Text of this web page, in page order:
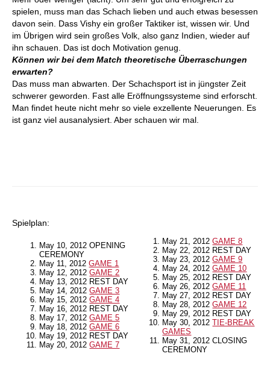
spielen, muss man das Schach lieben und auch etwas besessen
davon sein. Dass Vishy ein großer Taktiker ist, wissen wir. Und
im Übrigen wird sein großes Volk, also ganz Indien, wieder auf
ihn schauen. Das ist doch Motivation genug.
Können wir bei dem Match theoretische Überraschungen
erwarten?
Das muss man abwarten. Der Schachsport ist in jüngster Zeit
schwerer geworden. Fast alle Eröffnungssysteme sind erforscht.
Man findet heute nicht mehr so viele exzellente Neuerungen. Es
ist ganz viel ausanalysiert. Aber schauen wir mal.
Spielplan:
May 10, 2012 OPENING
CEREMONY
May 11, 2012GAME 1
May 12, 2012GAME 2
May 13, 2012 REST DAY
May 14, 2012GAME 3
May 15, 2012GAME 4
May 16, 2012 REST DAY
May 17, 2012GAME 5
May 18, 2012GAME 6
May 19, 2012 REST DAY
May 20, 2012GAME 7
May 21, 2012GAME 8
May 22, 2012 REST DAY
May 23, 2012GAME 9
May 24, 2012GAME 10
May 25, 2012 REST DAY
May 26, 2012GAME 11
May 27, 2012 REST DAY
May 28, 2012GAME 12
May 29, 2012 REST DAY
May 30, 2012TIE-BREAK
GAMES
May 31, 2012 CLOSING
CEREMONY